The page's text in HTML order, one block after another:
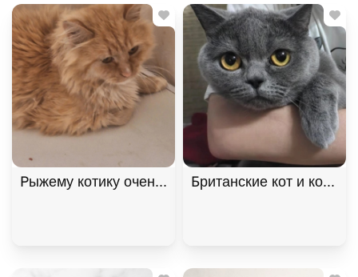
Рыжему котику очень нужен дом! В дар!, Рыжий,
Британские кот и